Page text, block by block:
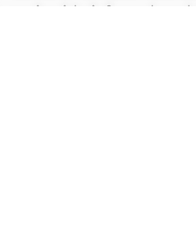
teria sido infectada pelo